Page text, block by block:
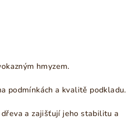
hmyzem.
podmínkách a kvalitě podkladu.
a zajišťují jeho stabilitu a